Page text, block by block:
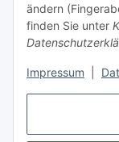
ändern
finden Sie unter
Impressum
Informationen
Gesetzliche